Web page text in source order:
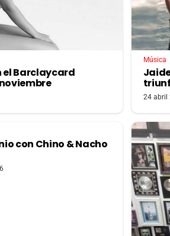
el Barclaycard
Música
24 abril
con Chino & Nacho